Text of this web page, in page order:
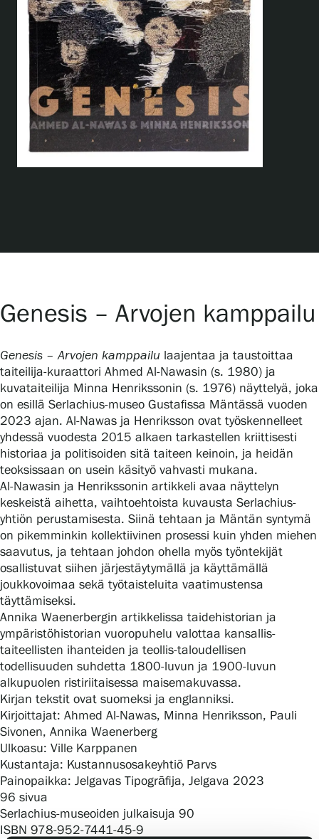
Näyttelyt
Tapahtumat
Palvelumme
Gösta Serlachiuksen taidesäätiö
Yhteystiedot
Ravintola Gösta
Serlachius Taidesauna
Serlachius Art & Sauna Express
Medialle
Vastuullisuus
Esteettömyys
Tietosuoja ja evästeet
Verkkokauppa
Genesis – Arvojen kamppailu
Genesis – Arvojen kamppailu laajentaa ja taustoittaa
taiteilija-kuraattori Ahmed Al-Nawasin (s. 1980) ja
kuvataiteilija Minna Henrikssonin (s. 1976) näyttelyä, joka
on esillä Serlachius-museo Gustafissa Mäntässä vuoden
2023 ajan. Al-Nawas ja Henriksson ovat työskennelleet
yhdessä vuodesta 2015 alkaen tarkastellen kriittisesti
historiaa ja politisoiden sitä taiteen keinoin, ja heidän
teoksissaan on usein käsityö vahvasti mukana.
Al-Nawasin ja Henrikssonin artikkeli avaa näyttelyn
keskeistä aihetta, vaihtoehtoista kuvausta Serlachius-
yhtiön perustamisesta. Siinä tehtaan ja Mäntän syntymä
on pikemminkin kollektiivinen prosessi kuin yhden miehen
saavutus, ja tehtaan johdon ohella myös työntekijät
osallistuvat siihen järjestäytymällä ja käyttämällä
joukkovoimaa sekä työtaisteluita vaatimustensa
täyttämiseksi.
Annika Waenerbergin artikkelissa taidehistorian ja
ympäristöhistorian vuoropuhelu valottaa kansallis-
taiteellisten ihanteiden ja teollis-taloudellisen
todellisuuden suhdetta 1800-luvun ja 1900-luvun
alkupuolen ristiriitaisessa maisemakuvassa.
Kirjan tekstit ovat suomeksi ja englanniksi.
Kirjoittajat: Ahmed Al-Nawas, Minna Henriksson, Pauli
Sivonen, Annika Waenerberg
Ulkoasu: Ville Karppanen
Kustantaja: Kustannusosakeyhtiö Parvs
Painopaikka: Jelgavas Tipogrāfija, Jelgava 2023
96 sivua
Serlachius-museoiden julkaisuja 90
ISBN 978-952-7441-45-9